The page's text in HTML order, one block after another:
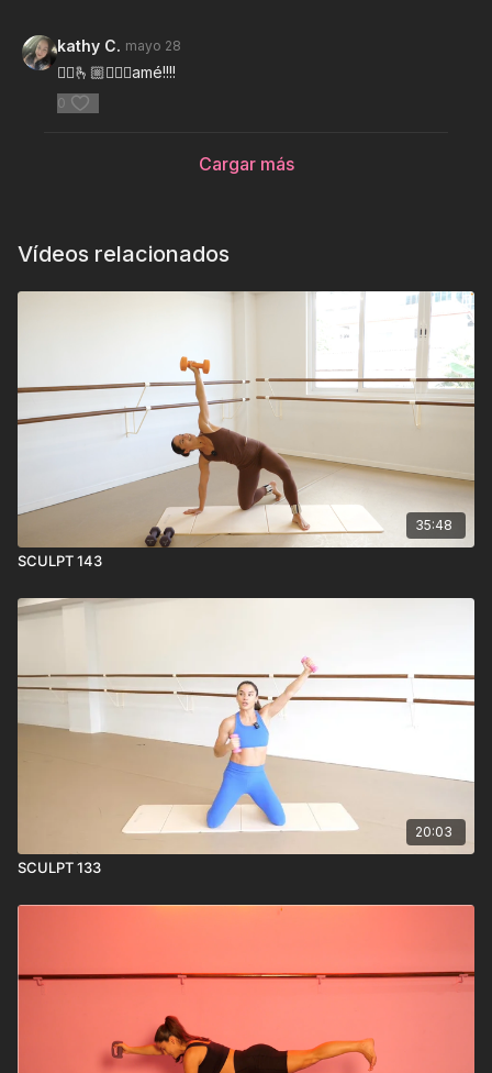
kathy C. mayo 28
❤️‍🔥🫰🏼🤸🏻‍♂️amé!!!!
0
Cargar más
Vídeos relacionados
35:48
SCULPT 143
20:03
SCULPT 133